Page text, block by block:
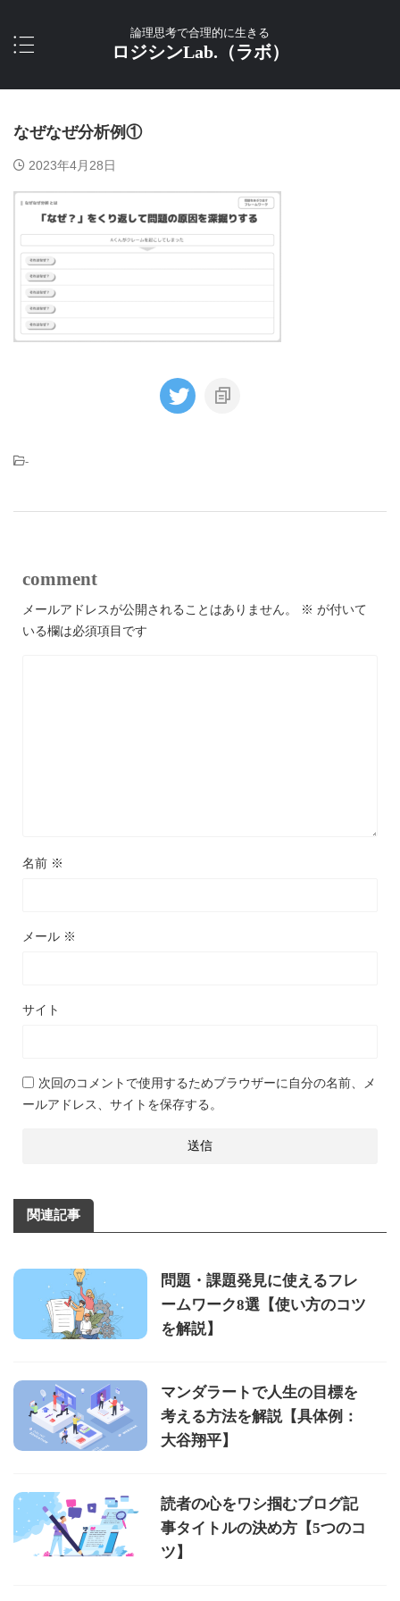
論理思考で合理的に生きる
ロジシンLab.（ラボ）
なぜなぜ分析例①
2023年4月28日
-
comment
メールアドレスが公開されることはありません。 ※ が付いて
いる欄は必須項目です
名前 ※
メール ※
サイト
次回のコメントで使用するためブラウザーに自分の名前、メ
ールアドレス、サイトを保存する。
関連記事
問題・課題発見に使えるフレ
ームワーク8選【使い方のコツ
を解説】
マンダラートで人生の目標を
考える方法を解説【具体例：
大谷翔平】
読者の心をワシ掴むブログ記
事タイトルの決め方【5つのコ
ツ】